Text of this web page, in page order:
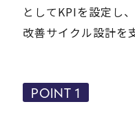
としてKPIを設定し
改善サイクル設計を
POINT 1